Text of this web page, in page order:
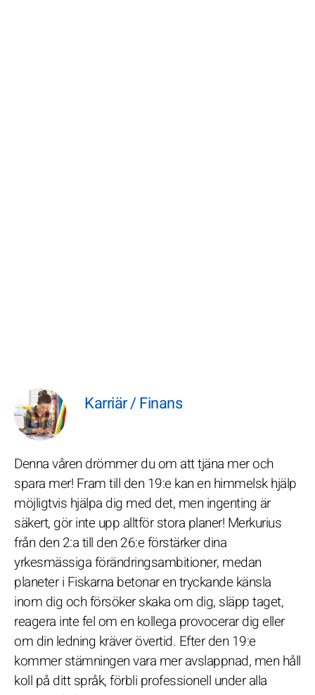
Karriär / Finans
Denna våren drömmer du om att tjäna mer och
spara mer! Fram till den 19:e kan en himmelsk hjälp
möjligtvis hjälpa dig med det, men ingenting är
säkert, gör inte upp alltför stora planer! Merkurius
från den 2:a till den 26:e förstärker dina
yrkesmässiga förändringsambitioner, medan
planeter i Fiskarna betonar en tryckande känsla
inom dig och försöker skaka om dig, släpp taget,
reagera inte fel om en kollega provocerar dig eller
om din ledning kräver övertid. Efter den 19:e
kommer stämningen vara mer avslappnad, men håll
koll på ditt språk, förbli professionell under alla